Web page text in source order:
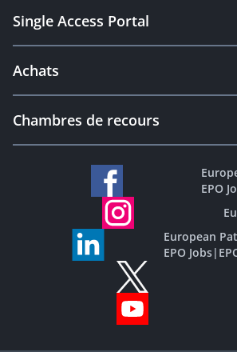
Single Access Portal
Achats
Chambres de recours
EPO
European
EPO Jobs|